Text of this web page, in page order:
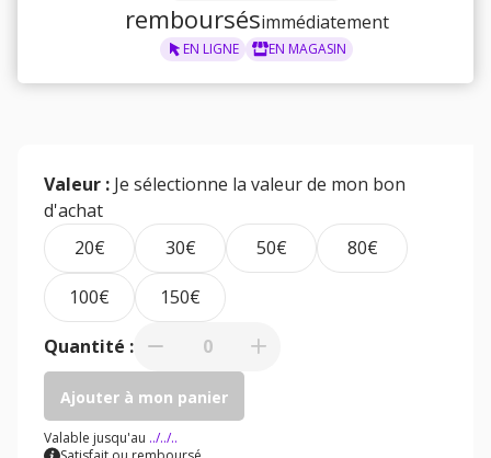
remboursésimmédiatement
EN LIGNE EN MAGASIN
Valeur : Je sélectionne la valeur de mon bon
d'achat
20€
30€ 50€ 80€
100€ 150€
Quantité : 0
Ajouter à mon panier
Valable jusqu'au ../../..